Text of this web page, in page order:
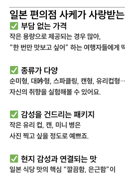
일본 편의점 사케가 사랑받
부담 없는 가격
작은 용량으로 제공되는 경우 많아,
“한 번만 맛보고 싶어” 하는 여행자들에게
종류가 다양
순미형, 대吟형, 스파클링, 캔형, 유리컵형…
자신의 취향을 실험해볼 수 있어요.
감성을 건드리는 패키지
작은 유리 컵, 캔, 미니 병은
사진 찍고 싶을 정도로 예쁘죠.
현지 감성과 연결되는 맛
일본 식당 맛의 핵심 “깔끔함, 은근함”이